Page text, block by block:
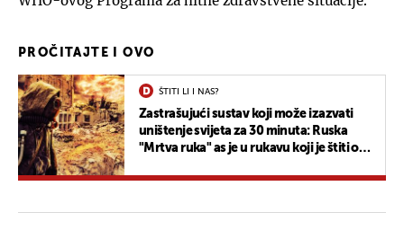
PROČITAJTE I OVO
ŠTITI LI I NAS?
Zastrašujući sustav koji može izazvati
uništenje svijeta za 30 minuta: Ruska
"Mrtva ruka" as je u rukavu koji je štiti od